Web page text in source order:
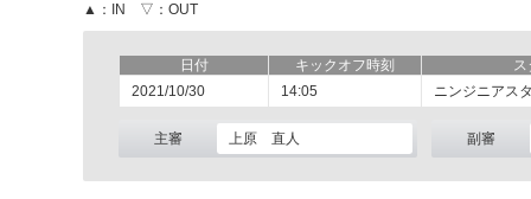
▲：IN ▽：OUT
日付 キックオフ時刻
ス
2021/10/30
14:05 ニンジニアス
主審 上原 直人 副審